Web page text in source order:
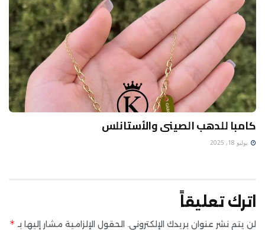
كامبا للدهب الصينى والأستانلس
يوليو 18, 2025
اترك تعليقاً
لن يتم نشر عنوان بريدك الإلكتروني. الحقول الإلزامية مشار إليها بـ *